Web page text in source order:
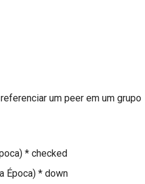
um peer em um grupo
* checked
Época) * down